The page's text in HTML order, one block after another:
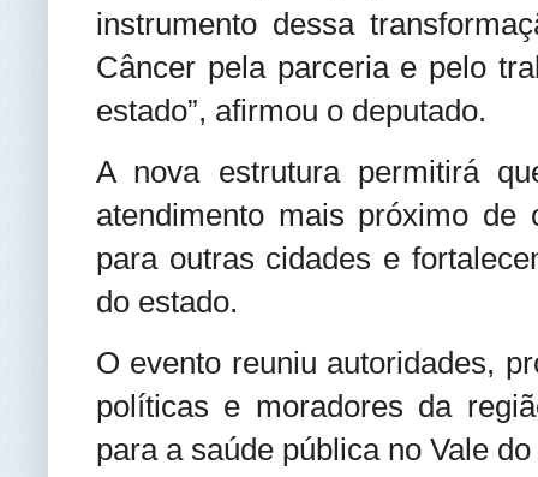
instrumento dessa
Câncer pela parceria e pelo
estado”, afirmou o deputado.
A nova estrutura permitirá
atendimento mais próximo de
para outras cidades e
do estado.
O evento reuniu autoridades,
políticas e moradores da
para a saúde pública no Vale